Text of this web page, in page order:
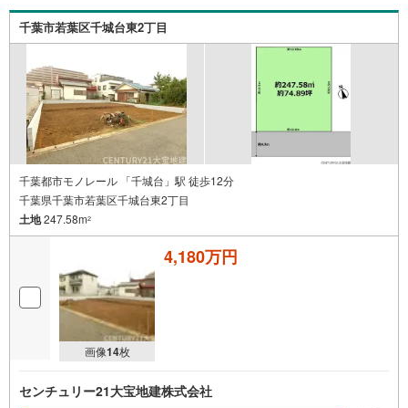
千葉市若葉区千城台東2丁目
千葉都市モノレール 「千城台」駅 徒歩12分
千葉県千葉市若葉区千城台東2丁目
土地247.58m2
画像14枚
4,180万円
センチュリー21大宝地建株式会社